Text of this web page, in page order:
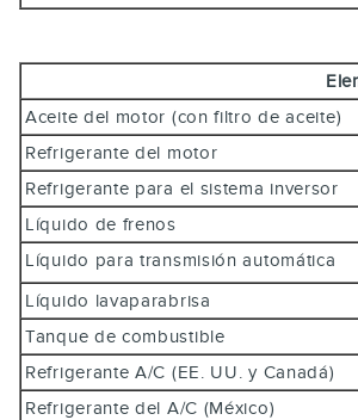
Aceite del motor (con filtro de aceite)
Refrigerante del motor
Refrigerante para el sistema inversor
Líquido de frenos
Líquido para transmisión automática
Líquido lavaparabrisa
Tanque de combustible
Refrigerante A/C (EE. UU. y Canadá)
Refrigerante del A/C (México)